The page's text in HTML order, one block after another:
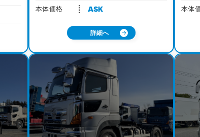
本体価格 ASK
詳細へ
本体